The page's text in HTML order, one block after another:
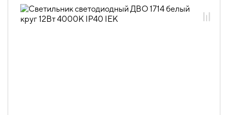
классические 1711-1717